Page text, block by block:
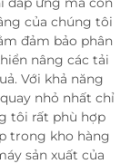
của chúng tôi
đảm bảo phân
nâng các tải
Với khả năng
nhỏ nhất chỉ
tôi rất phù hợp
trong kho hàng
sản xuất của